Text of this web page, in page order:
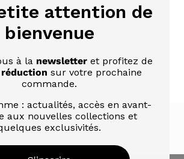
AmazonPay ou Paypal.
attention de
bienvenue
à la newsletteret profitez de
sur votre prochaine
commande.
: actualités, accès en avant-
aux nouvelles collections et
exclusivités.